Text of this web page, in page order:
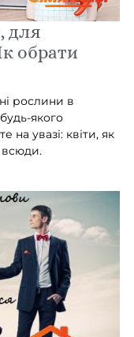
для
обрати
рослини в
якого
увазі: квіти, як
всюди.